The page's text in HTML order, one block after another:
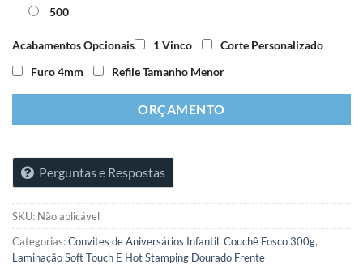
500
Acabamentos Opcionais 1 Vinco
Corte Personalizado
Furo 4mm
Refile Tamanho Menor
ORÇAMENTO
Perguntas e Respostas
SKU: Não aplicável
Categorias:Convites de Aniversários Infantil, Couchê Fosco 300g,
Laminação Soft Touch E Hot Stamping Dourado Frente